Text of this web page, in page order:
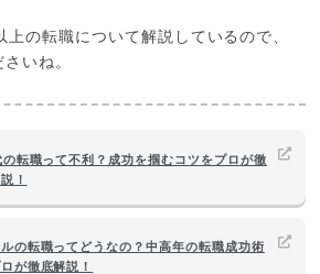
上の転職について解説しているので、
いね。
の転職って不利？成功を掴むコツをプロが徹
！
ルの転職ってどうなの？中高年の転職成功術
が徹底解説！